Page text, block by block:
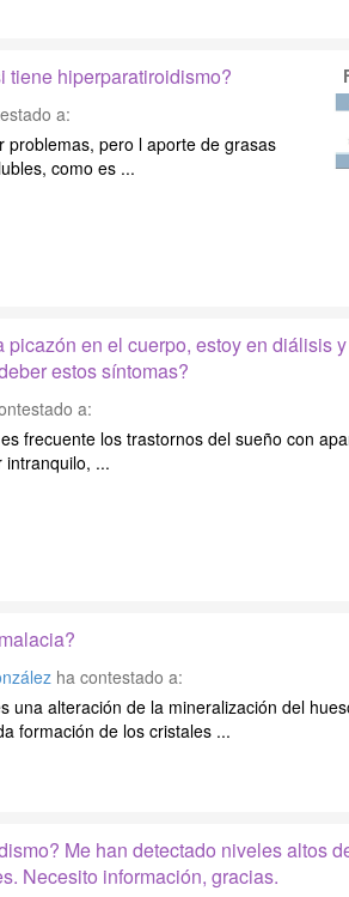
tiene hiperparatiroidismo?
a:
problemas, pero l aporte de grasas
como es ...
picazón en el cuerpo, estoy en diálisis
estos síntomas?
a:
frecuente los trastornos del sueño con
intranquilo, ...
ha contestado a:
una alteración de la mineralización del
formación de los cristales ...
Me han detectado niveles altos
Necesito información, gracias.